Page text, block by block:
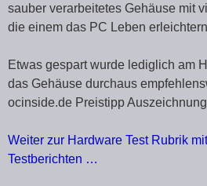
sauber verarbeitetes Gehäuse mit
die einem das PC Leben
Etwas gespart wurde lediglich am
das Gehäuse durchaus
ocinside.de Preistipp
Weiter zur Hardware Test Rubrik
Testberichten …